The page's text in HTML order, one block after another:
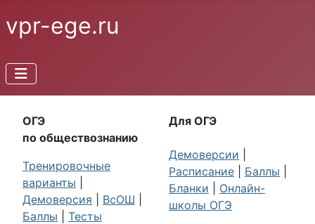
vpr-ege.ru
ОГЭ
по обществознанию
Тренировочные
варианты
Демоверсия
ВсОШ
Баллы
Тесты
Для ОГЭ
Демоверсии
Расписание
Баллы
Бланки
Онлайн-
школы ОГЭ